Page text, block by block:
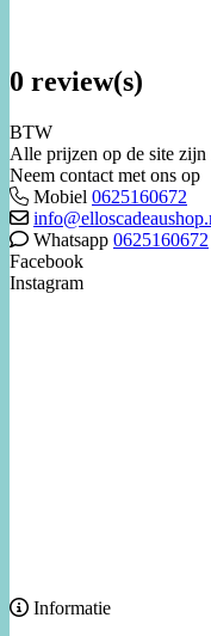
0 review(s)
BTW
Alle prijzen op de site
Neem contact met ons op
Mobiel 0625160672
Whatsapp 0625160672
Facebook
Instagram
Informatie